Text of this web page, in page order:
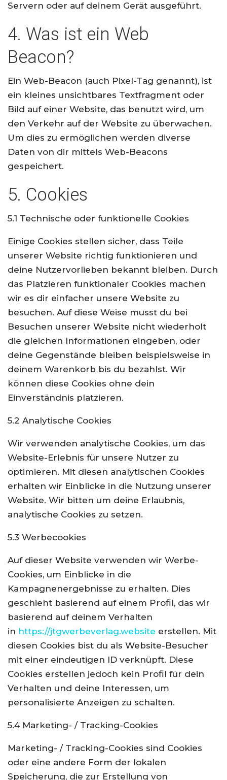
Servern oder auf deinem Gerät ausgeführt.
4. Was ist ein Web
Beacon?
Ein Web-Beacon (auch Pixel-Tag genannt), ist
ein kleines unsichtbares Textfragment oder
Bild auf einer Website, das benutzt wird, um
den Verkehr auf der Website zu überwachen.
Um dies zu ermöglichen werden diverse
Daten von dir mittels Web-Beacons
gespeichert.
5. Cookies
5.1 Technische oder funktionelle Cookies
Einige Cookies stellen sicher, dass Teile
unserer Website richtig funktionieren und
deine Nutzervorlieben bekannt bleiben. Durch
das Platzieren funktionaler Cookies machen
wir es dir einfacher unsere Website zu
besuchen. Auf diese Weise musst du bei
Besuchen unserer Website nicht wiederholt
die gleichen Informationen eingeben, oder
deine Gegenstände bleiben beispielsweise in
deinem Warenkorb bis du bezahlst. Wir
können diese Cookies ohne dein
Einverständnis platzieren.
5.2 Analytische Cookies
Wir verwenden analytische Cookies, um das
Website-Erlebnis für unsere Nutzer zu
optimieren. Mit diesen analytischen Cookies
erhalten wir Einblicke in die Nutzung unserer
Website. Wir bitten um deine Erlaubnis,
analytische Cookies zu setzen.
5.3 Werbecookies
Auf dieser Website verwenden wir Werbe-
Cookies, um Einblicke in die
Kampagnenergebnisse zu erhalten. Dies
geschieht basierend auf einem Profil, das wir
basierend auf deinem Verhalten
in https://jtgwerbeverlag.website erstellen. Mit
diesen Cookies bist du als Website-Besucher
mit einer eindeutigen ID verknüpft. Diese
Cookies erstellen jedoch kein Profil für dein
Verhalten und deine Interessen, um
personalisierte Anzeigen zu schalten.
5.4 Marketing- / Tracking-Cookies
Marketing- / Tracking-Cookies sind Cookies
oder eine andere Form der lokalen
Speicherung, die zur Erstellung von